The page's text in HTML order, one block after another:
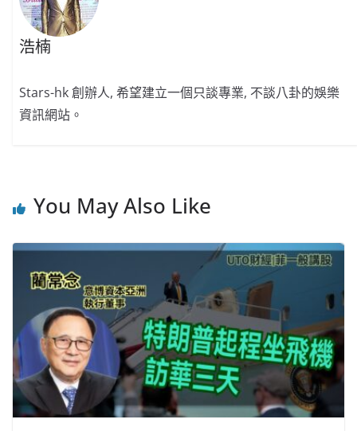
浩楠
Stars-hk 創辦人, 希望建立一個只談專業, 不談八卦的娛樂
資訊網站。
You May Also Like